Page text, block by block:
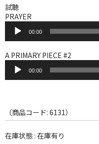
Webのみ no.3
売り切れ
Help
試聴
PRAYER
プ
レ
ー
ー
00:00
A PRIMARY PIECE #2
プ
ヤ
ー
00:00
（商品コード: 6131）
在庫状態 : 在庫有り